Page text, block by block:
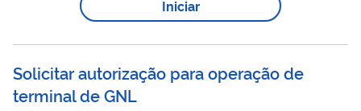
Iniciar
Solicitar autorização para operação de
terminal de GNL